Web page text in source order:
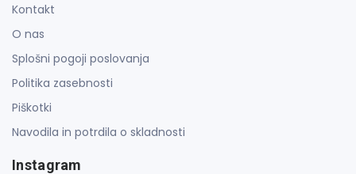
Kontakt
O nas
Splošni pogoji poslovanja
Politika zasebnosti
Piškotki
Navodila in potrdila o skladnosti
Instagram